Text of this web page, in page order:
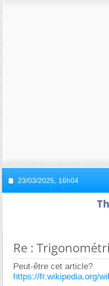
23/03/2025, 16h04
Re :
Peut-être cet article?
https://fr.wikipedia.org/